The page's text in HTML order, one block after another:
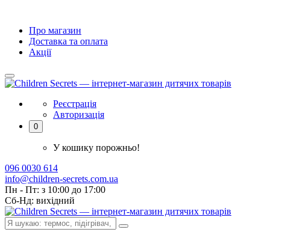
Про магазин
Доставка та оплата
Акції
Реєстрація
Авторизація
0
У кошику порожньо!
096 0030 614
info@children-secrets.com.ua
Пн - Пт: з 10:00 до 17:00
Сб-Нд: вихідний